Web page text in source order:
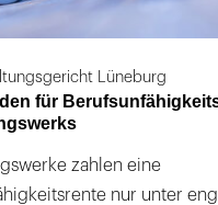
Lüneburg
für
zahlen eine
nur unter